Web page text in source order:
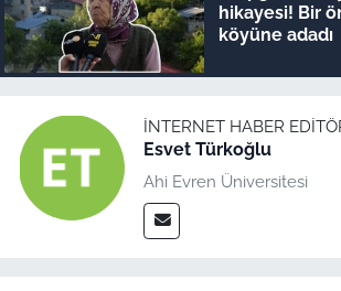
hikayesi! Bir
köyüne adadı
İNTERNET HABER
Esvet Türkoğlu
Ahi Evren Üniversitesi